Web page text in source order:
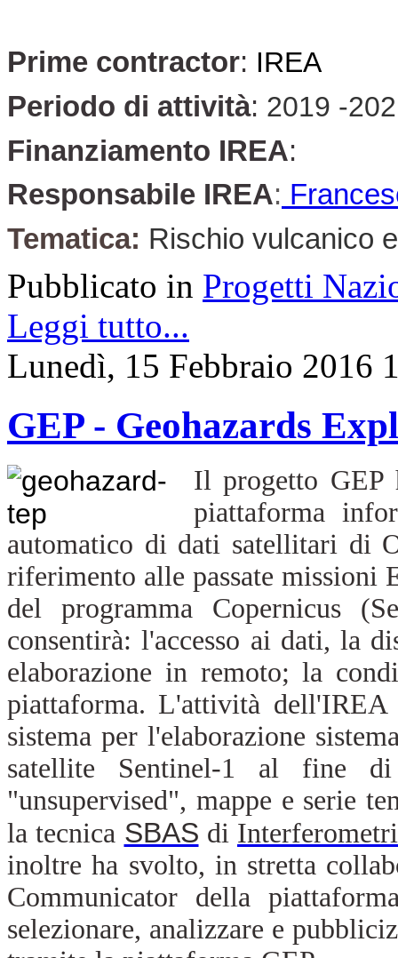
Prime contractor: IREA
Periodo di attività: 2019 -
Finanziamento IREA:
Responsabile IREA:
Tematica: Rischio vulcanico
Pubblicato in Progetti
Leggi tutto...
Lunedì, 15 Febbraio 2016
GEP - Geohazards
Il progetto GEP
piattaforma
automatico di dati satellitari di
riferimento alle passate missioni
del programma Copernicus
consentirà: l'accesso ai dati, la
elaborazione in remoto; la
piattaforma. L'attività dell'IREA
sistema per l'elaborazione
satellite Sentinel-1 al fine
"unsupervised", mappe e serie
la tecnica SBAS di
inoltre ha svolto, in stretta
Communicator della
selezionare, analizzare e